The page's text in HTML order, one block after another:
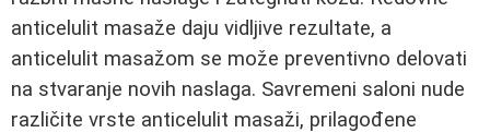
anticelulit masaže daju vidljive rezultate, a
anticelulit masažom se može preventivno delovati
na stvaranje novih naslaga. Savremeni saloni nude
različite vrste anticelulit masaži, prilagođene